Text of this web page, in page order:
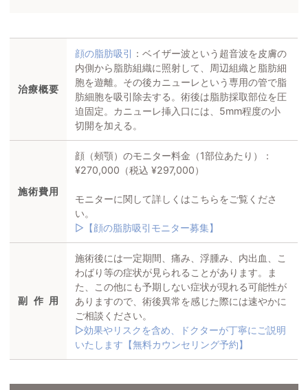
治療概要
顔の脂肪吸引 ：ベイザー波という超音波を皮膚の
内側から脂肪組織に照射して、周辺組織と脂肪細
胞を遊離。その後カニューレという専用の管で脂
肪細胞を吸引除去する。術後は脂肪採取部位を圧
迫固定。カニューレ挿入口には、5mm程度の小
切開を加える。
施術費用
顔（頰顎）のモニター料金（1部位あたり）：
¥270,000（税込 ¥297,000）
モニターに関して詳しくはこちらをご覧くださ
い。
▷【顔の脂肪吸引モニター募集】
副作用
施術後には一定期間、痛み、浮腫み、内出血、こ
わばり等の症状が見られることがあります。ま
た、この他にも予期しない症状が現れる可能性が
ありますので、術後異常を感じた際には速やかに
ご相談ください。
▷効果やリスクを含め、ドクターが丁寧にご説明
いたします【無料カウンセリング予約】